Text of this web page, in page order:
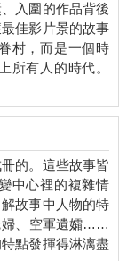
入圍的作品背後
佳影片景的故事
村，而是一個時
所有人的時代。
的。這些故事皆
中心裡的複雜情
故事中人物的特
婦、空軍遺孀……
點發揮得淋漓盡